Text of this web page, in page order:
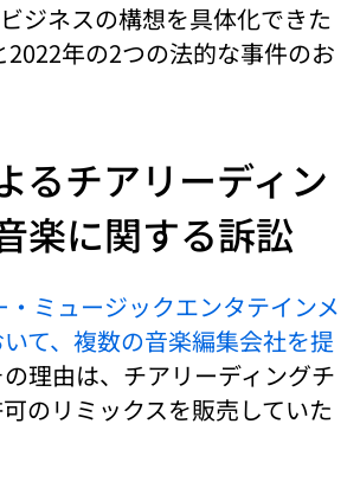
ジネスの構想を具体化できた
2022年の2つの法的な事件のお
るチアリーディン
楽に関する訴訟
・ミュージックエンタテインメ
て、複数の音楽編集会社を提
理由は、チアリーディングチ
のリミックスを販売していた